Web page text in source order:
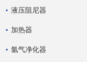
液压阻尼器
加热器
氩气净化器